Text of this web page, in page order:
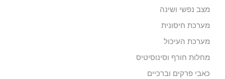
מצב נפשי ושינה
מערכת חיסונית
מערכת העיכול
מחלות חורף וסינוסיטיס
כאבי פרקים וברכיים